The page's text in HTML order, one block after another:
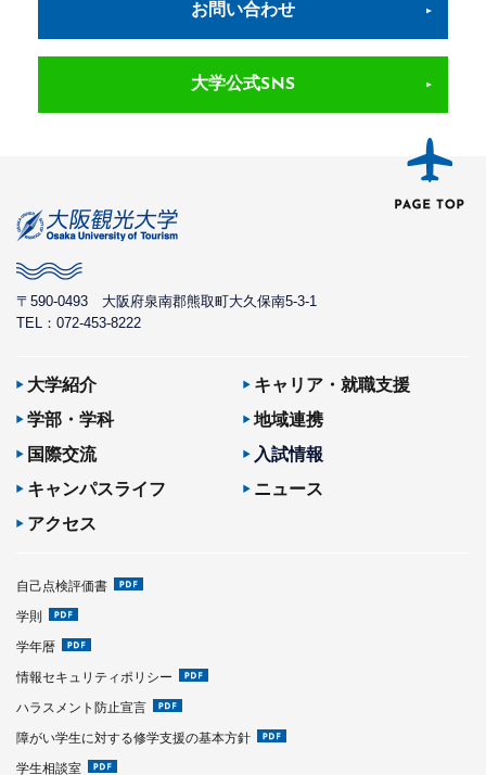
お問い合わせ
大学公式SNS
〒590-0493 大阪府泉南郡熊取町大久保南5-3-1
TEL：072-453-8222
大学紹介
キャリア・就職支援
学部・学科
地域連携
国際交流
入試情報
キャンパスライフ
ニュース
アクセス
自己点検評価書
学則
学年暦
情報セキュリティポリシー
ハラスメント防止宣言
障がい学生に対する修学支援の基本方針
学生相談室